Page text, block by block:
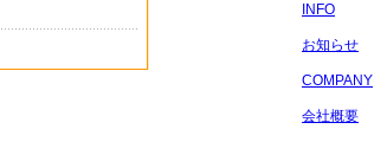
INFO
お知らせ
COMPANY
会社概要